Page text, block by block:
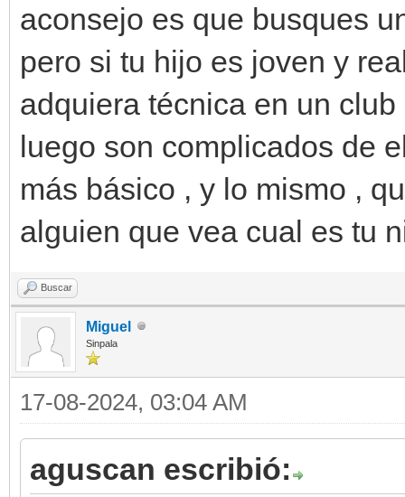
aconsejo es que busques
pero si tu hijo es joven y
adquiera técnica en un
luego son complicados de
más básico , y lo mismo ,
alguien que vea cual es tu
Buscar
Miguel
Sinpala
17-08-2024, 03:04 AM
aguscan escribió: